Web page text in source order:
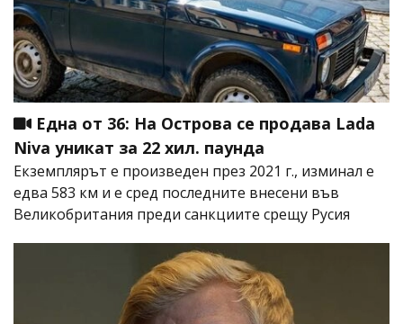
Една от 36: На Острова се продава Lada
Niva уникат за 22 хил. паунда
Екземплярът е произведен през 2021 г., изминал е
едва 583 км и е сред последните внесени във
Великобритания преди санкциите срещу Русия